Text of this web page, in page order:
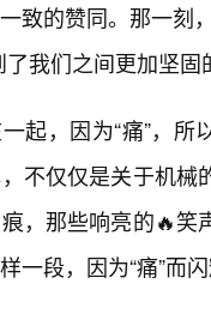
致的赞同。那一刻
了我们之间更加坚固
起，因为“痛”，所
不仅仅是关于机
，那些响亮的🔥
一段，因为“痛”而